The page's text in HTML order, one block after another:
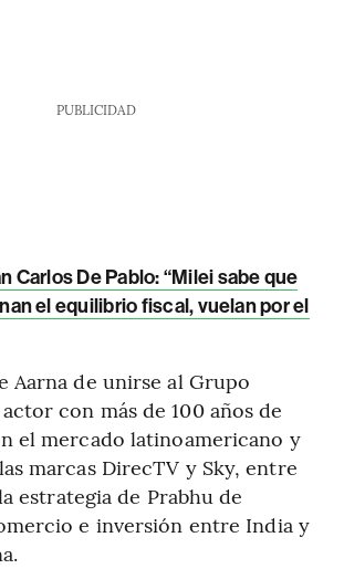
PUBLICIDAD
Carlos De Pablo: “Milei sabe que
el equilibrio fiscal, vuelan por el
Aarna de unirse al Grupo
con más de 100 años de
el mercado latinoamericano y
marcas DirecTV y Sky, entre
estrategia de Prabhu de
e inversión entre India y